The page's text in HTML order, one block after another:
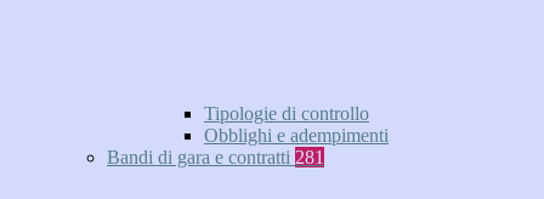
Tipologie di controllo
Obblighi e adempimenti
Bandi di gara e contratti 281